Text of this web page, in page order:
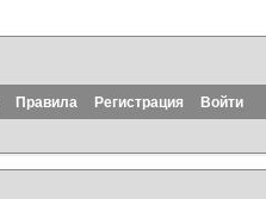
Правила Регистрация Войти